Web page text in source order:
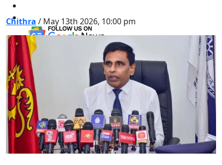
Chithra / May 13th 2026, 10:00 pm